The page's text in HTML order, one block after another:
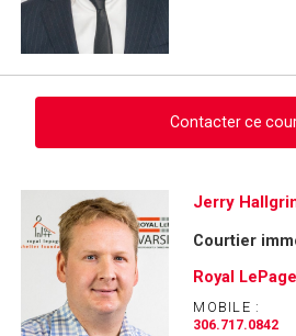
Contacter ce
Demander des infos sur
Prénom
Courriel
Jerry
Courtier
Royal
MOBILE :
306.717.0842